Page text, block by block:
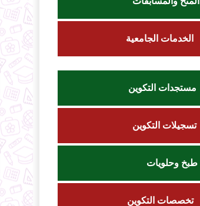
الخدمات الجامعية
مستجدات التكوين
تسجيلات التكوين
طبخ وحلويات
تخصصات التكوين